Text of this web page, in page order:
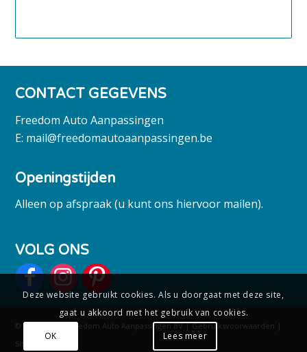
CONTACT GEGEVENS
Freedom Auto Aanpassingen
E: mail@freedomautoaanpassingen.be
Openingstijden
Alleen op afspraak (u kunt ons hiervoor mailen).
VOLG ONS
© Copyright - Freedom Auto Aanpassingen BV |Gebruiksvoorwaarden |
Sitemap
Deze website gebruikt cookies. Als u doorgaat met deze site,
gaat u akkoord met het gebruik van cookies.
OK Lees meer